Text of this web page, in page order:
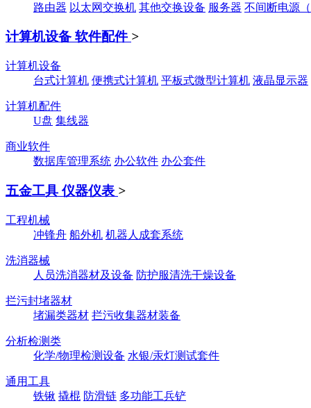
路由器 以太网交换机 其他交换设备 服务器 不间断电源
计算机设备 软件配件 >
计算机设备
台式计算机 便携式计算机 平板式微型计算机 液晶显示器
计算机配件
U盘 集线器
商业软件
数据库管理系统 办公软件 办公套件
五金工具 仪器仪表 >
工程机械
冲锋舟 船外机 机器人成套系统
洗消器械
人员洗消器材及设备 防护服清洗干燥设备
拦污封堵器材
堵漏类器材 拦污收集器材装备
分析检测类
化学/物理检测设备 水银/汞灯测试套件
通用工具
铁锹 撬棍 防滑链 多功能工兵铲